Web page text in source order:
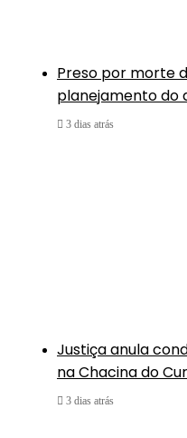
Preso por morte
planejamento do
3 dias atrás
Justiça anula
na Chacina do
3 dias atrás